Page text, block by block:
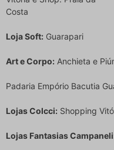
Costa
Loja Soft: Guarapari
Art e Corpo: Anchieta e
Padaria Empório Bacutia
Lojas Colcci: Shopping
Lojas Fantasias